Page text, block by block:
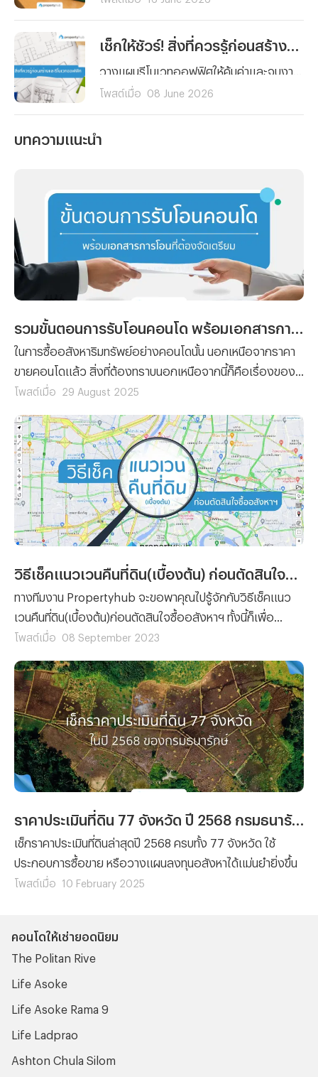
โพสต์เมื่อ 08 June 2026
บทความแนะนำ
ในการซื้ออสังหาริมทรัพย์อย่างคอนโดนั้น นอกเหนือจากราคา
ขายคอนโดแล้ว สิ่งที่ต้องทราบนอกเหนือจากนี้ก็คือเรื่องของ
ขั้นตอนต่างๆ ที่ผู้ซื้อทุกรายจะต้องทำความเข้าใจ เพราะไม่ว่าจะ
คอนโดมือสองต่อจากผู้เป็นเจ้าของก็ตาม ขั้นตอนของการ โอน
คอนโด คือเรื่องที่จะสร้างความปวดหัวไม่น้อยสำหรับใครที่ไม่
เคยทำความเข้าใจมาก่อน
โพสต์เมื่อ 29 August 2025
ทางทีมงาน Propertyhub จะขอพาคุณไปรู้จักกับวิธีเช็คแนว
เวนคืนที่ดิน(เบื้องต้น)ก่อนตัดสินใจซื้ออสังหาฯ ทั้งนี้ก็เพื่อ
ป้องกันปัญหาการเวนคืนที่ดิน ที่ขอบอกได้เลยว่าไม่มีใครอยาก
โพสต์เมื่อ 08 September 2023
ราคาประเมินที่ดิน 77 จังหวัด ปี 2568 กรมธนารักษ์
เช็กราคาประเมินที่ดินล่าสุดปี 2568 ครบทั้ง 77 จังหวัด ใช้
ประกอบการซื้อขาย หรือวางแผนลงทุนอสังหาได้แม่นยำยิ่งขึ้น
โพสต์เมื่อ 10 February 2025
คอนโดให้เช่ายอดนิยม
The Politan Rive
Life Asoke
Life Asoke Rama 9
Life Ladprao
Ashton Chula Silom